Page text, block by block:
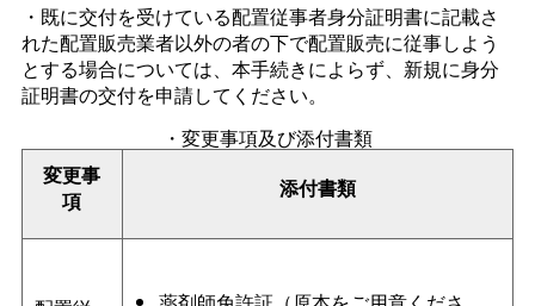
・既に交付を受けている配置従事者身分証明書に記載さ
れた配置販売業者以外の者の下で配置販売に従事しよう
とする場合については、本手続きによらず、新規に身分
証明書の交付を申請してください。
・変更事項及び添付書類
変更事
項
添付書類